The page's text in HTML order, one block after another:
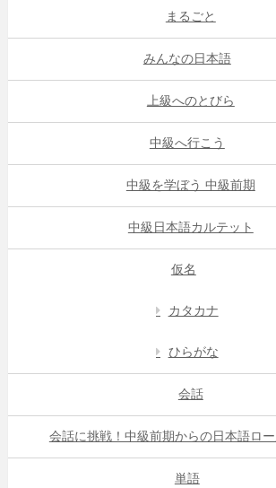
まるごと
みんなの日本語
上級へのとびら
中級へ行こう
中級を学ぼう 中級前期
中級日本語カルテット
仮名
カタカナ
ひらがな
会話
会話に挑戦！中級前期からの日本語ロ
単語